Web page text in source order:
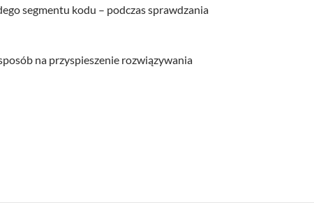
segmentu kodu – podczas sprawdzania
na przyspieszenie rozwiązywania